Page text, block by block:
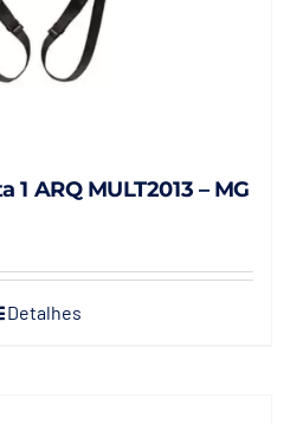
ARQ MULT2013 – MG
Detalhes